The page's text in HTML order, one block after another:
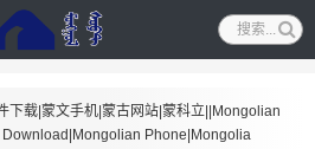
下载|蒙文手机|蒙古网站|蒙科立||Mongolian
Phone|Mongolia